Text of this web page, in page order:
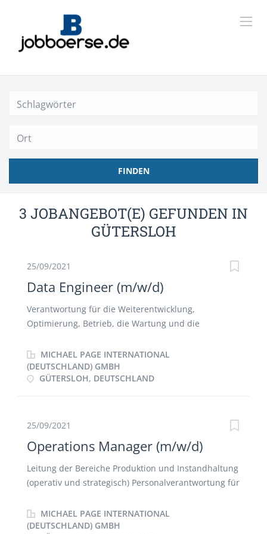
FINDEN
3 JOBANGEBOT(E) GEFUNDEN IN
GÜTERSLOH
25/09/2021
Data Engineer (m/w/d)
Verantwortung für die Weiterentwicklung,
Optimierung, Betrieb, die Wartung und die
Warehouse Modellierung auf Basis der EXASOL DB,
Datenextraktion, -beladung und -transformation
(ETL) Unterstützung bei Report- und
klassischen Data Warehouse zu einer Cloud
Pflichtenheften Beratung der Fachbereiche bei
Kundenanforderungen
MICHAEL PAGE INTERNATIONAL
(DEUTSCHLAND) GMBH
GÜTERSLOH, DEUTSCHLAND
25/09/2021
Operations Manager (m/w/d)
Leitung der Bereiche Produktion und Instandhaltung
(operativ und strategisch) Personalverantwortung für
Entwicklung der Mitarbeiter) Verantwortung für die
Produktionsleistung und Produktqualität (gemäß der
MICHAEL PAGE INTERNATIONAL
(DEUTSCHLAND) GMBH